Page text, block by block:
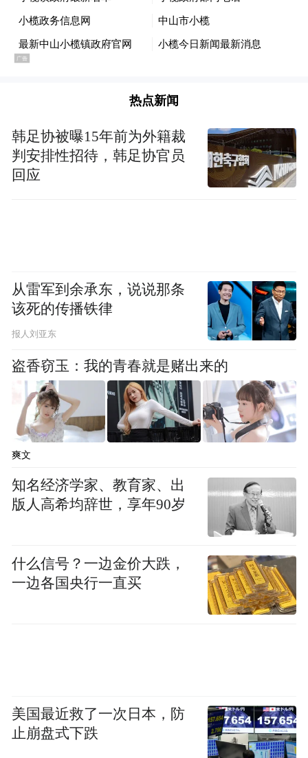
热点新闻
韩足协被曝15年前为外籍裁
判安排性招待，韩足协官员
回应
从雷军到余承东，说说那条
该死的传播铁律
报人刘亚东
盗香窃玉：我的青春就是赌出来的
爽文
知名经济学家、教育家、出
版人高希均辞世，享年90岁
什么信号？一边金价大跌，
一边各国央行一直买
美国最近救了一次日本，防
止崩盘式下跌